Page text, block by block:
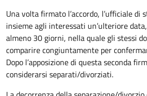
Una volta firmato l’accordo, l’ufficiale di
insieme agli interessati un’ulteriore
almeno 30 giorni, nella quale gli stessi
comparire congiuntamente per
Dopo l’apposizione di questa seconda
considerarsi separati/divorziati.